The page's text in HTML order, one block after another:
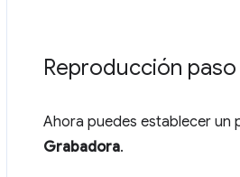
Reproducción
Ahora puedes establecer un
Grabadora.